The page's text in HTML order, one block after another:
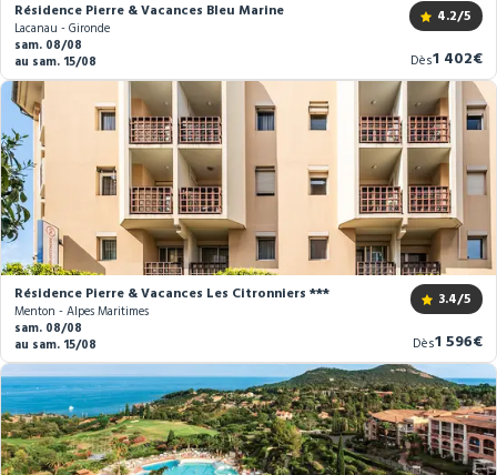
Résidence Pierre & Vacances Bleu Marine
Lacanau - Gironde
4.2/5
sam. 08/08
au sam. 15/08
DèsNouveau
prix
1 402€
Résidence Pierre & Vacances Les Citronniers ***
Menton - Alpes Maritimes
3.4/5
sam. 08/08
au sam. 15/08
Dès
prix
1 596€